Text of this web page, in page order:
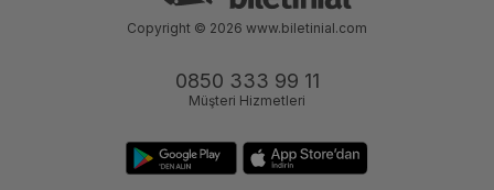
0850 333 99 11
Müşteri Hizmetleri
Copyright © 2026 www.biletinial.com